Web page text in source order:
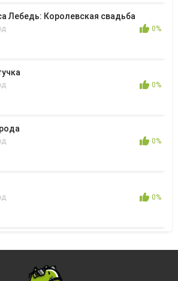
Лебедь: Королевская свадьба
0%
0%
0%
0%